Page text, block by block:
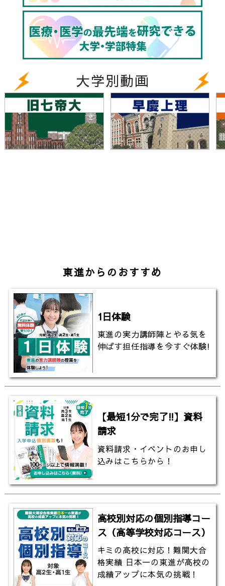
大学別動画
東進からのおすすめ
1日体験
東進の実力講師陣とやる気を
伸ばす担任指導を今すぐ体験!
【最短1分で完了!!】資料
請求
資料請求・イベントのお申し
込みはこちらから！
高校別対応の個別指導コー
ス（高等学校対応コース）
キミの高校に対応！難関大合
格実績 日本一の東進が高校の
成績アップに本気の挑戦！